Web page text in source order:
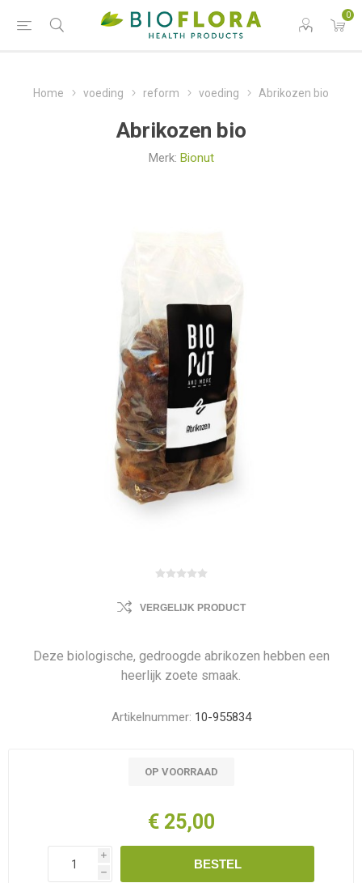
0
Home voeding reform voeding Abrikozen bio
Abrikozen bio
Merk: Bionut
VERGELIJK PRODUCT
Deze biologische, gedroogde abrikozen hebben een
heerlijk zoete smaak.
Artikelnummer: 10-955834
OP VOORRAAD
€ 25,00
i
h
BESTEL